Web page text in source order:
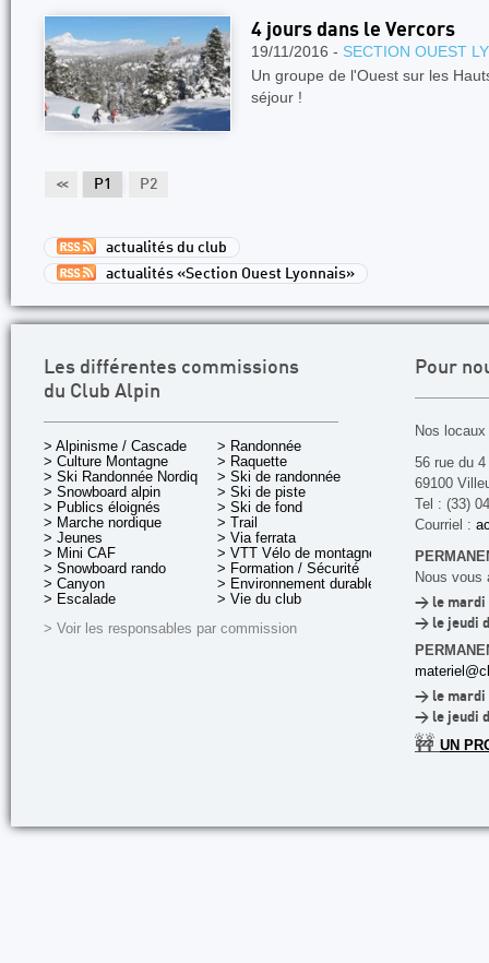
4 jours dans le Vercors
19/11/2016 - SECTION OUEST
Un groupe de l'Ouest sur les
séjour !
<< P1 P2
actualités du club
actualités «Section Ouest Lyonnais»
Les différentes commissions
du Club Alpin
> Alpinisme / Cascade
> Culture Montagne
> Ski Randonnée Nordique
> Snowboard alpin
> Publics éloignés
> Marche nordique
> Jeunes
> Mini CAF
> Snowboard rando
> Canyon
> Escalade
> Randonnée
> Raquette
> Ski de randonnée
> Ski de piste
> Ski de fond
> Trail
> Via ferrata
> VTT Vélo de montagne
> Formation / Sécurité
> Environnement durable
> Vie du club
> Voir les responsables par commission
Pour
Nos
56 rue du
69100
Tel : (33)
Courriel :
Nous vous
> le mardi
> le jeudi
> le mardi
> le jeudi
🚧 UN